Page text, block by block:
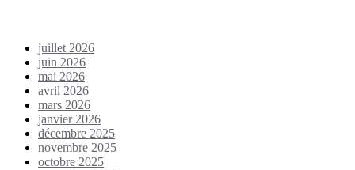
juillet 2026
juin 2026
mai 2026
avril 2026
mars 2026
janvier 2026
décembre 2025
novembre 2025
octobre 2025